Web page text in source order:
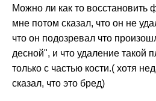
Можно ли как то
мне потом сказал, что он не
что он подозревал что
десной", и что удаление такой
только с частью кости.( хотя
сказал, что это бред)